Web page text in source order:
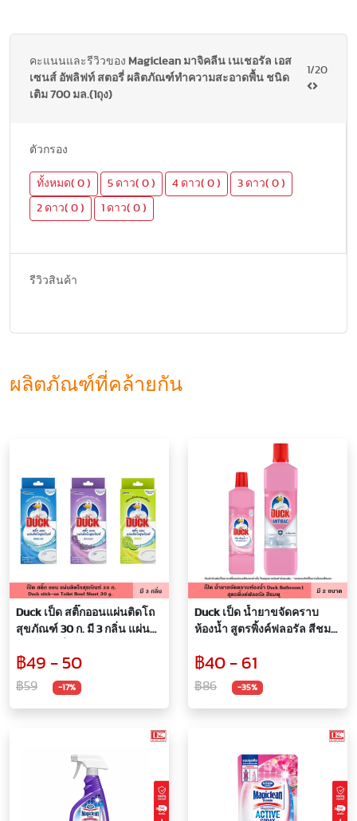
คะแนนและรีวิวของ Magiclean มาจิคลีน เนเชอรัล เอส
เซนส์ อัพลิฟท์ สตอรี่ ผลิตภัณฑ์ทำความสะอาดพื้น ชนิด
เติม 700 มล.(1ถุง)
1/20
ตัวกรอง
ทั้งหมด( 0 ) 5 ดาว( 0 ) 4 ดาว( 0 ) 3 ดาว( 0 )
2 ดาว( 0 ) 1 ดาว( 0 )
รีวิวสินค้า
ผลิตภัณฑ์ที่คล้ายกัน
Duck เป็ด สติ๊กออนแผ่นติดโถ
สุขภัณฑ์ 30 ก. มี 3 กลิ่น แผ่น
ตัวของคราบหินปูน นานถึง 4
สัปดาห์ โถส้วม ห้องน้ำ ที่
ทำความสะอาด ผลิตภัณฑ์
฿49 - 50
฿59 -17%
Duck เป็ด น้ำยาขจัดคราบ
ห้องน้ำ สูตรพิ้งค์ฟลอรัล สีชมพู
ชมพู กลิ่นหอมดอกไม้ น้ำยา
ล้างห้องน้ำ ทำความสะอาด
฿40 - 61
฿86 -35%